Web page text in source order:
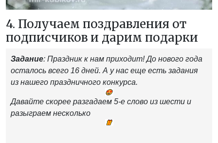
4. Получаем поздравления от
подписчиков и дарим подарки
Задание: Праздник к нам приходит! До нового года
осталось всего 16 дней. А у нас еще есть задания
из нашего праздничного конкурса.
Давайте скорее разгадаем 5-е слово из шести и
разыграем несколько